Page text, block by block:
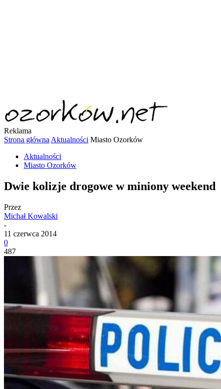
Reklama
Strona główna Aktualności Miasto Ozorków
Aktualności
Miasto Ozorków
Dwie kolizje drogowe w miniony weekend
Przez
Michał Kowalski
-
11 czerwca 2014
0
487